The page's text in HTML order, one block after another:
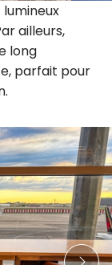
ailleurs,
long
parfait pour